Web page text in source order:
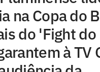
na Copa do
do 'Fight do
à TV